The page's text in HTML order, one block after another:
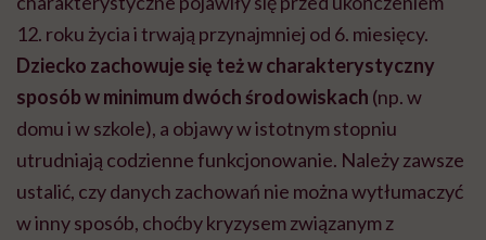
12. roku życia i trwają przynajmniej od 6. miesięcy.
Dziecko zachowuje się też w charakterystyczny
sposób w minimum dwóch środowiskach (np. w
domu i w szkole), a objawy w istotnym stopniu
utrudniają codzienne funkcjonowanie. Należy zawsze
ustalić, czy danych zachowań nie można wytłumaczyć
w inny sposób, choćby kryzysem związanym z